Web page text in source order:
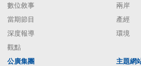
數位敘事
當期節目
深度報導
觀點
兩岸
產經
環境
公廣集團
主題網